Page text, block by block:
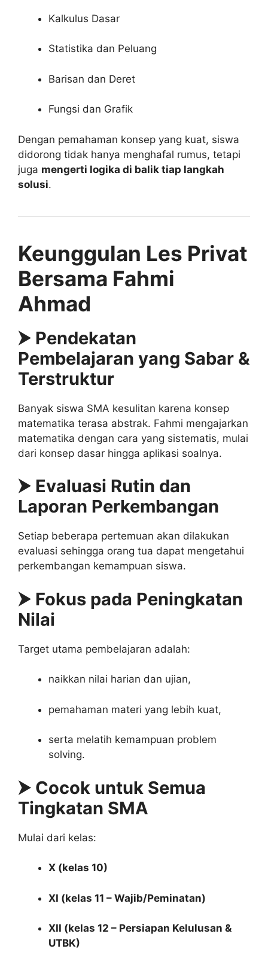
Kalkulus Dasar
Statistika dan Peluang
Barisan dan Deret
Fungsi dan Grafik
Dengan pemahaman konsep yang kuat, siswa
didorong tidak hanya menghafal rumus, tetapi
juga mengerti logika di balik tiap langkah
solusi.
Keunggulan Les Privat
Bersama Fahmi
Ahmad
⮞ Pendekatan
Pembelajaran yang Sabar &
Terstruktur
Banyak siswa SMA kesulitan karena konsep
matematika terasa abstrak. Fahmi mengajarkan
matematika dengan cara yang sistematis, mulai
dari konsep dasar hingga aplikasi soalnya.
⮞ Evaluasi Rutin dan
Laporan Perkembangan
Setiap beberapa pertemuan akan dilakukan
evaluasi sehingga orang tua dapat mengetahui
perkembangan kemampuan siswa.
⮞ Fokus pada Peningkatan
Nilai
Target utama pembelajaran adalah:
naikkan nilai harian dan ujian,
pemahaman materi yang lebih kuat,
serta melatih kemampuan problem
solving.
⮞ Cocok untuk Semua
Tingkatan SMA
Mulai dari kelas:
X (kelas 10)
XI (kelas 11 – Wajib/Peminatan)
XII (kelas 12 – Persiapan Kelulusan &
UTBK)